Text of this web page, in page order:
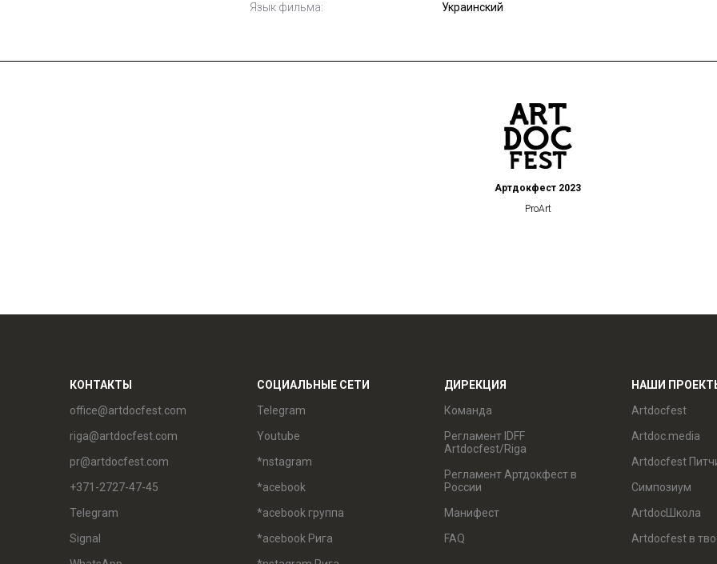
Язык фильма:
Украинский
Артдокфест 2023
ProArt
КОНТАКТЫ
office@artdocfest.com
riga@artdocfest.com
pr@artdocfest.com
+371-2727-47-45
Telegram
Signal
СОЦИАЛЬНЫЕ СЕТИ
Telegram
Youtube
*nstagram
*acebook
*acebook группа
*acebook Рига
ДИРЕКЦИЯ
Команда
Регламент IDFF
Artdocfest/Riga
Регламент Артдокфест в
России
Манифест
FAQ
НАШИ
Artdocfest
Artdoc.media
Artdocfest
Симпозиум
ArtdocШкола
Artdocfest в